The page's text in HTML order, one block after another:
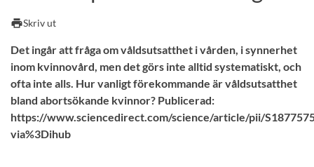
printSkriv ut
Det ingår att fråga om våldsutsatthet i vården, i synnerhet
inom kvinnovård, men det görs inte alltid systematiskt, och
ofta inte alls. Hur vanligt förekommande är våldsutsatthet
bland abortsökande kvinnor? Publicerad:
https://www.sciencedirect.com/science/article/pii/
via%3Dihub